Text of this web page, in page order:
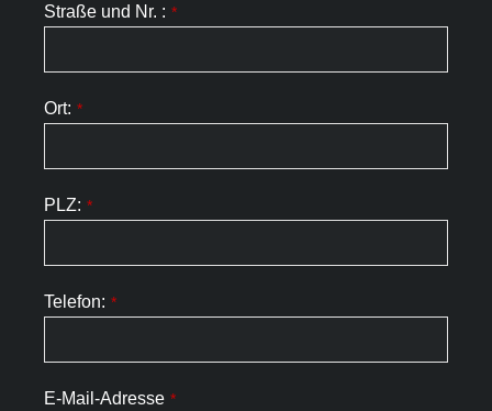
Straße und Nr. : *
Ort: *
PLZ: *
Telefon: *
E-Mail-Adresse *